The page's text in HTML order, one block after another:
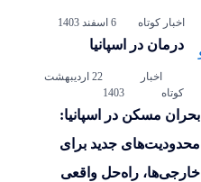
اخبار کوتاه 6 اسفند 1403
درمان در اسپانیا
اخبار
کوتاه
22 اردیبهشت
1403
بحران مسکن در اسپانیا:
محدودیت‌های جدید برای
خارجی‌ها، راه‌حل واقعی